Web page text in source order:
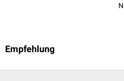
Empfehlung